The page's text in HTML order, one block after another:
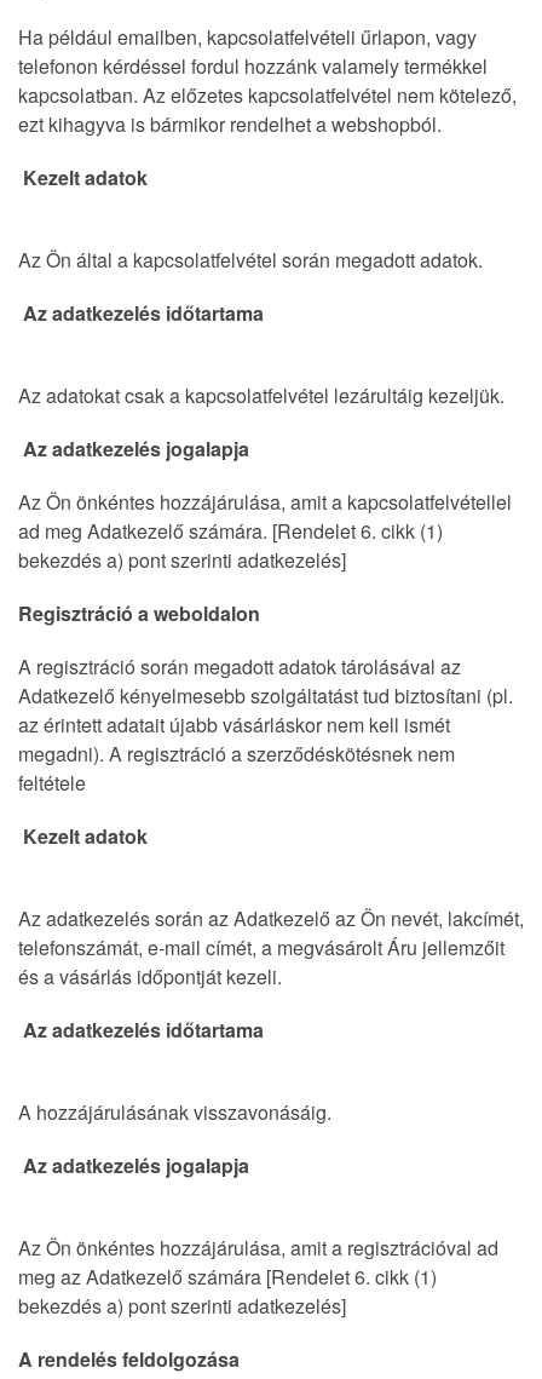
Ha például emailben, kapcsolatfelvételi űrlapon, vagy
telefonon kérdéssel fordul hozzánk valamely termékkel
kapcsolatban. Az előzetes kapcsolatfelvétel nem kötelező,
ezt kihagyva is bármikor rendelhet a webshopból.
Kezelt adatok
Az Ön által a kapcsolatfelvétel során megadott adatok.
Az adatkezelés időtartama
Az adatokat csak a kapcsolatfelvétel lezárultáig kezeljük.
Az adatkezelés jogalapja
Az Ön önkéntes hozzájárulása, amit a kapcsolatfelvétellel
ad meg Adatkezelő számára. [Rendelet 6. cikk (1)
bekezdés a) pont szerinti adatkezelés]
Regisztráció a weboldalon
A regisztráció során megadott adatok tárolásával az
Adatkezelő kényelmesebb szolgáltatást tud biztosítani (pl.
az érintett adatait újabb vásárláskor nem kell ismét
megadni). A regisztráció a szerződéskötésnek nem
feltétele
Kezelt adatok
Az adatkezelés során az Adatkezelő az Ön nevét, lakcímét,
telefonszámát, e-mail címét, a megvásárolt Áru jellemzőit
és a vásárlás időpontját kezeli.
Az adatkezelés időtartama
A hozzájárulásának visszavonásáig.
Az adatkezelés jogalapja
Az Ön önkéntes hozzájárulása, amit a regisztrációval ad
meg az Adatkezelő számára [Rendelet 6. cikk (1)
bekezdés a) pont szerinti adatkezelés]
A rendelés feldolgozása